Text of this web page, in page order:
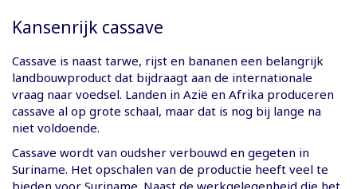
Kansenrijk cassave
Cassave is naast tarwe, rijst en bananen een belangrijk
landbouwproduct dat bijdraagt aan de internationale
vraag naar voedsel. Landen in Azië en Afrika produceren
cassave al op grote schaal, maar dat is nog bij lange na
niet voldoende.
Cassave wordt van oudsher verbouwd en gegeten in
Suriname. Het opschalen van de productie heeft veel te
bieden voor Suriname. Naast de werkgelegenheid die het